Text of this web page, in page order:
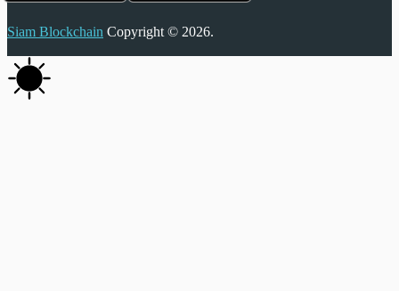
Siam Blockchain Copyright © 2026.